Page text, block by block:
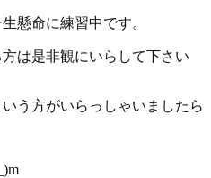
懸命に練習中です。
は是非観にいらして下さい
う方がいらっしゃいましたら